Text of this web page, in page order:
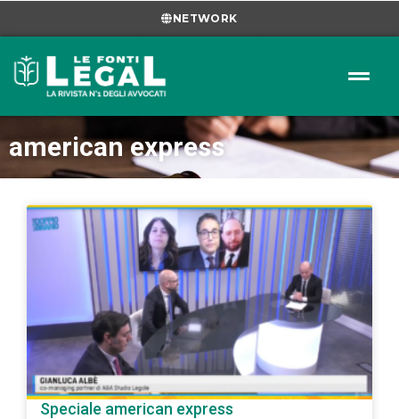
NETWORK
american express
Speciale american express